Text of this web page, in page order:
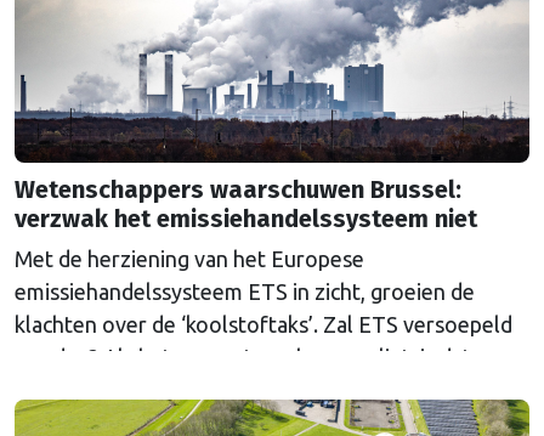
Wetenschappers waarschuwen Brussel:
verzwak het emissiehandelssysteem niet
Met de herziening van het Europese
emissiehandelssysteem ETS in zicht, groeien de
klachten over de ‘koolstoftaks’. Zal ETS versoepeld
worden? Als het aan wetenschappers ligt, is dat een